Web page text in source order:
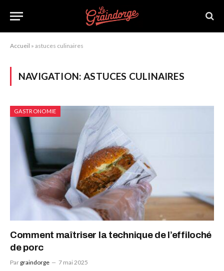
Accueil » astuces culinaires
NAVIGATION:ASTUCES CULINAIRES
GASTRONOMIE
Comment maîtriser la technique de l’effiloché
de porc
Par graindorge 7 mai 2025